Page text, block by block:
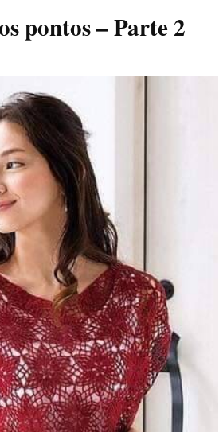
pontos – Parte 2